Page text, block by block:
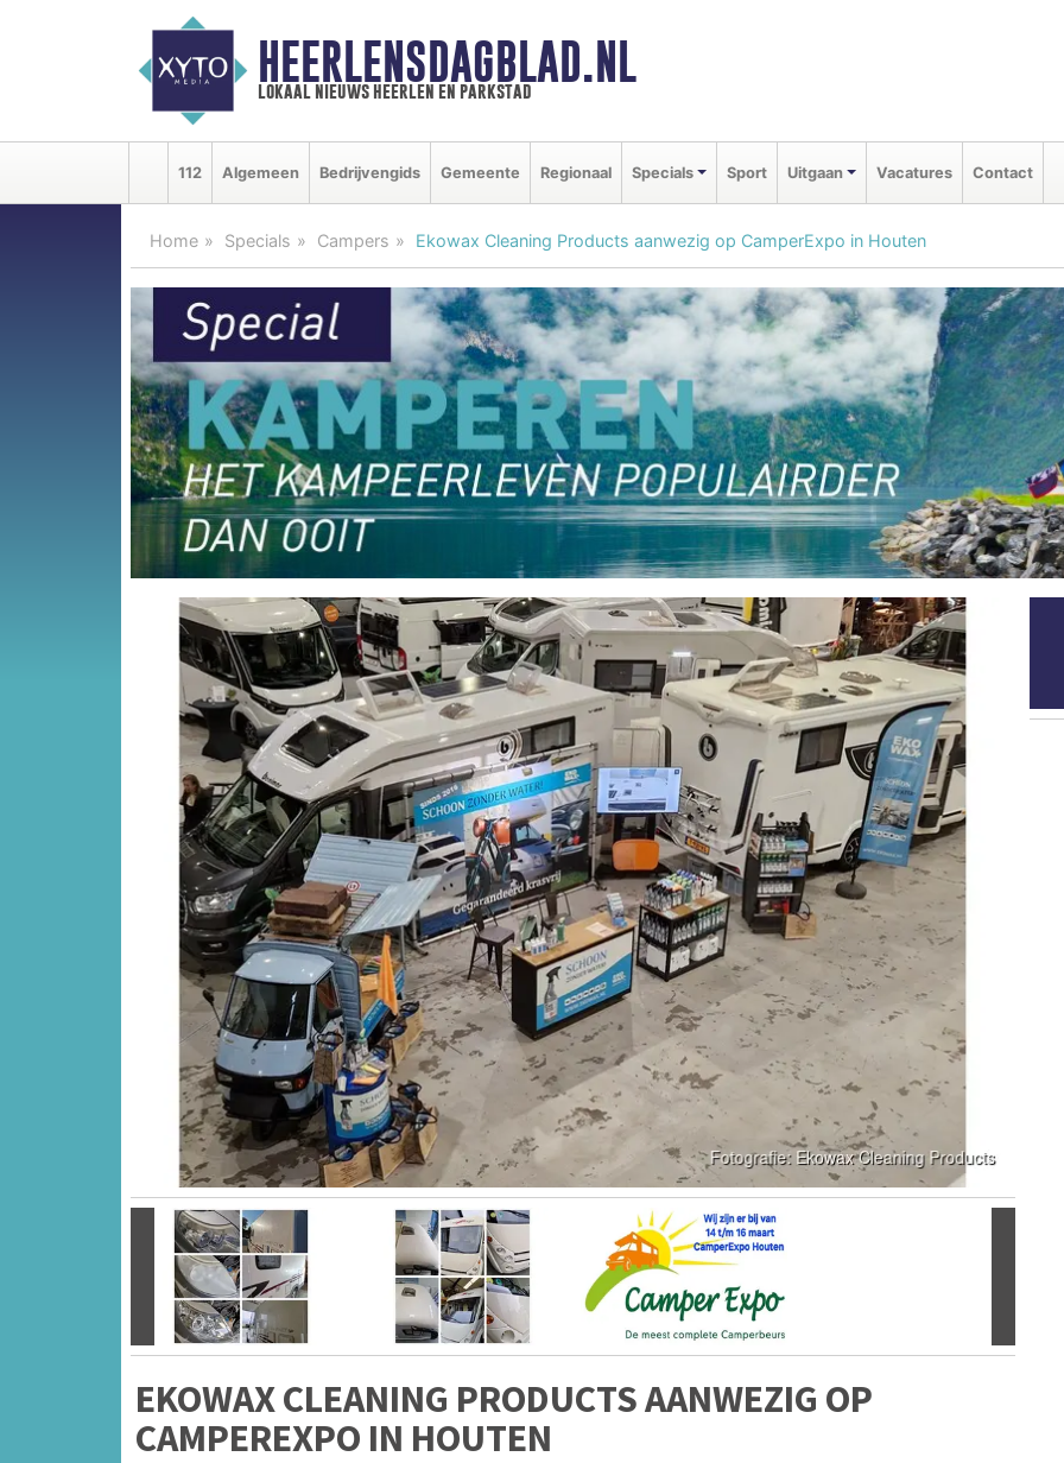
HEERLENSDAGBLAD.NL
lokaal nieuws heerlen en parkstad
112 Algemeen Bedrijvengids Gemeente Regionaal Specials Sport Uitgaan Vacatures Contact
Home Specials Campers Ekowax Cleaning Products aanwezig op CamperExpo in Houten
Vorige
EKOWAX CLEANING PRODUCTS AANWEZIG OP
CAMPEREXPO IN HOUTEN